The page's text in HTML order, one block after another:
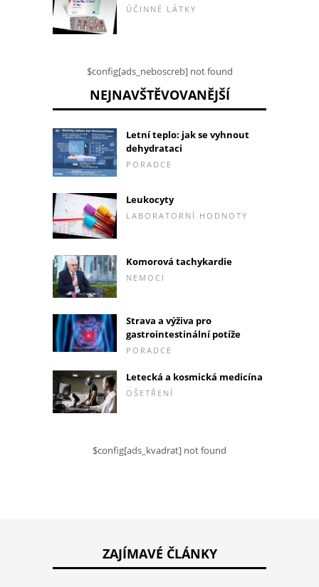
ÚČINNÉ LÁTKY
$config[ads_neboscreb] not found
NEJNAVŠTĚVOVANĚJŠÍ
Letní teplo: jak se vyhnout
dehydrataci
PORADCE
Leukocyty
LABORATORNÍ HODNOTY
Komorová tachykardie
NEMOCI
Strava a výživa pro
gastrointestinální potíže
PORADCE
Letecká a kosmická medicína
OŠETŘENÍ
$config[ads_kvadrat] not found
ZAJÍMAVÉ ČLÁNKY